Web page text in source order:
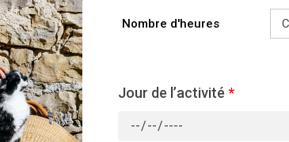
Nombre d'heures
Jour de l’activité *